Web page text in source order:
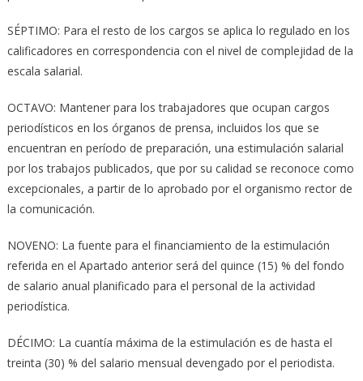
SÉPTIMO: Para el resto de los cargos se aplica lo regulado en los
calificadores en correspondencia con el nivel de complejidad de la
escala salarial.
OCTAVO: Mantener para los trabajadores que ocupan cargos
periodísticos en los órganos de prensa, incluidos los que se
encuentran en período de preparación, una estimulación salarial
por los trabajos publicados, que por su calidad se reconoce como
excepcionales, a partir de lo aprobado por el organismo rector de
la comunicación.
NOVENO: La fuente para el financiamiento de la estimulación
referida en el Apartado anterior será del quince (15) % del fondo
de salario anual planificado para el personal de la actividad
periodística.
DÉCIMO: La cuantía máxima de la estimulación es de hasta el
treinta (30) % del salario mensual devengado por el periodista.